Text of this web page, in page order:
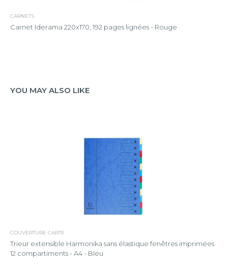
CARNETS
Carnet Iderama 220x170, 192 pages lignées - Rouge
YOU MAY ALSO LIKE
COUVERTURE CARTE
Trieur extensible Harmonika sans élastique fenêtres imprimées
12 compartiments - A4 - Bleu